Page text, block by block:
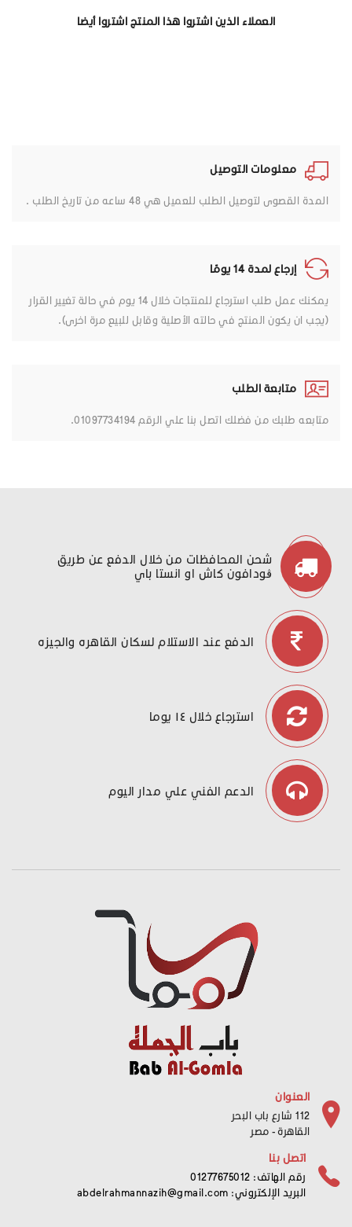
العملاء الذين اشتروا هذا المنتج اشتروا أيضا
معلومات التوصيل
المدة القصوى لتوصيل الطلب للعميل هي 48 ساعه من تاريخ الطلب .
إرجاع لمدة 14 يومًا
يمكنك عمل طلب استرجاع للمنتجات خلال 14 يوم في حالة تغيير القرار
(يجب ان يكون المنتج في حالته الأصلية وقابل للبيع مرة اخرى).
متابعة الطلب
متابعه طلبك من فضلك اتصل بنا علي الرقم 01097734194.
شحن المحافظات من خلال الدفع عن طريق
ڤودافون كاش او انستا باي
الدفع عند الاستلام لسكان القاهره والجيزه
استرجاع خلال ١٤ يوما
الدعم الفني علي مدار اليوم
العنوان
112 شارع باب البحر
القاهرة - مصر
اتصل بنا
رقم الهاتف: 01277675012
البريد الإلكتروني: abdelrahmannazih@gmail.com